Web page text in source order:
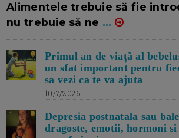
Alimentele trebuie să fie
nu trebuie să ne ...
Primul an de viață al
un sfat important pentru
sa vezi ca te va ajuta
10/7/2026
Depresia postnatala sau
dragoste, emotii, hormoni